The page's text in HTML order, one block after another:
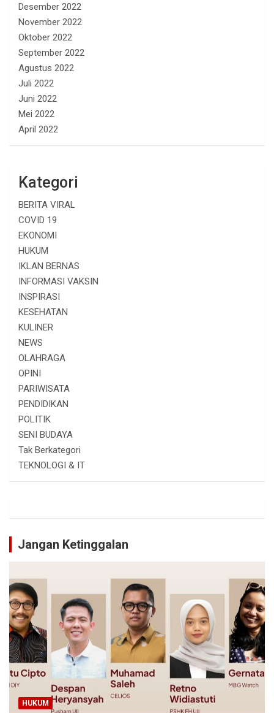
Desember 2022
November 2022
Oktober 2022
September 2022
Agustus 2022
Juli 2022
Juni 2022
Mei 2022
April 2022
Kategori
BERITA VIRAL
COVID 19
EKONOMI
HUKUM
IKLAN BERNAS
INFORMASI VAKSIN
INSPIRASI
KESEHATAN
KULINER
NEWS
OLAHRAGA
OPINI
PARIWISATA
PENDIDIKAN
POLITIK
SENI BUDAYA
Tak Berkategori
TEKNOLOGI & IT
Jangan Ketinggalan
HUKUM